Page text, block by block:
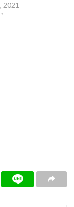
2021